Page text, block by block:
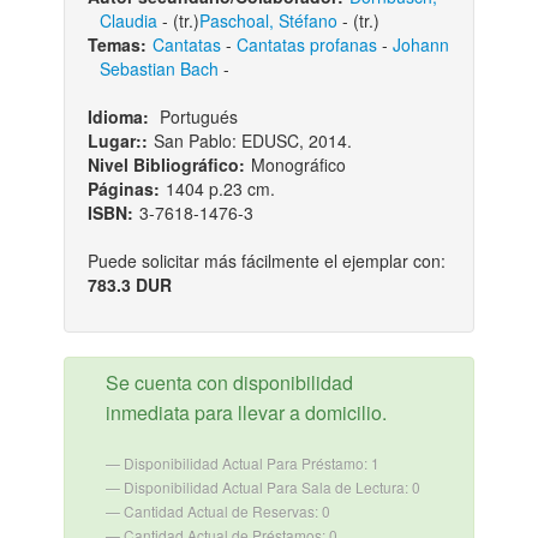
Claudia- (tr.)Paschoal, Stéfano - (tr.)
Temas: Cantatas- Cantatas profanas- Johann
Sebastian Bach -
Idioma: Portugués
Lugar:: San Pablo: EDUSC, 2014.
Nivel Bibliográfico: Monográfico
Páginas: 1404 p.23 cm.
ISBN: 3-7618-1476-3
Puede solicitar más fácilmente el ejemplar con:
783.3 DUR
Se cuenta con disponibilidad
inmediata para llevar a domicilio.
Disponibilidad Actual Para Préstamo: 1
Disponibilidad Actual Para Sala de Lectura: 0
Cantidad Actual de Reservas: 0